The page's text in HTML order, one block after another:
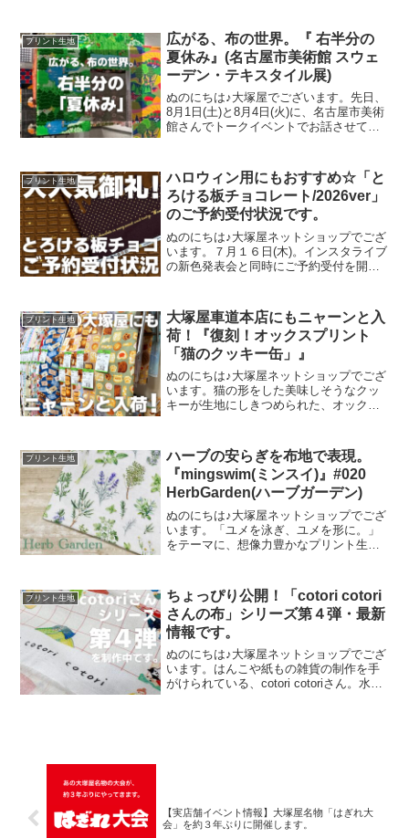
プリント生地
広がる、布の世界。『 右半分の
夏休み』(名古屋市美術館 スウェ
ーデン・テキスタイル展)
ぬのにちは♪大塚屋でございます。先日、
8月1日(土)と8月4日(火)に、名古屋市美術
館さんでトークイベントでお話させてい
客さまにご来場いただきましたことを御
礼申し上
プリント生地
ハロウィン用にもおすすめ☆「と
ろける板チョコレート/2026ver」
のご予約受付状況です。
ぬのにちは♪大塚屋ネットショップでござ
います。７月１６日(木)。インスタライブ
の新色発表会と同時にご予約受付を開始
ョン。「復刻カラー３色」と「新色３
色」の全６色にて展
プリント生地
大塚屋車道本店にもニャーンと入
荷！『復刻！オックスプリント
「猫のクッキー缶」』
ぬのにちは♪大塚屋ネットショップでござ
います。猫の形をした美味しそうなクッ
キーが生地にしきつめられた、オックス
した。ご予約をくださっていましたお客
様への発送が完了し、現
プリント生地
ハーブの安らぎを布地で表現。
『mingswim(ミンスイ)』#020
HerbGarden(ハーブガーデン)
ぬのにちは♪大塚屋ネットショップでござ
います。「ユメを泳ぎ、ユメを形に。」
をテーマに、想像力豊かなプリント生地
集ページよりご覧いただけます。＼
mingswi
プリント生地
ちょっぴり公開！「cotori cotori
さんの布」シリーズ第４弾・最新
情報です。
ぬのにちは♪大塚屋ネットショップでござ
います。はんこや紙もの雑貨の制作を手
がけられている、cotori cotoriさん。水彩
【実店舗イベント情報】大塚屋名物「はぎれ大
会」を約３年ぶりに開催します。